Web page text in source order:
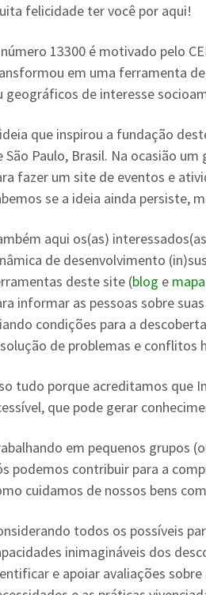
felicidade ter você por aqui!
13300 é motivado pelo
em uma ferramenta
geográficos de interesse
que inspirou a fundação
São Paulo, Brasil. Na ocasião
fazer um site de eventos e
se a ideia ainda persiste,
aqui os(as)
de desenvolvimento
deste site (blog e
informar as pessoas sobre
condições para a
de problemas e conflitos
tudo porque acreditamos que
que pode gerar
em pequenos grupos
podemos contribuir para a
cuidamos de nossos bens
todos os possíveis
inimagináveis dos
e apoiar avaliações